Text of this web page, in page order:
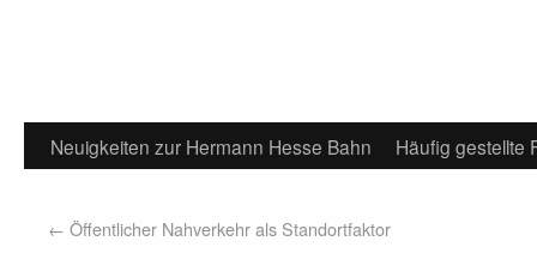
Neuigkeiten zur Hermann Hesse Bahn Häufig gestellte
← Öffentlicher Nahverkehr als Standortfaktor